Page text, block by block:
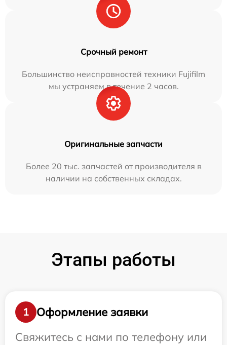
Срочный ремонт
Большинство неисправностей техники Fujifilm
мы устраняем в течение 2 часов.
Оригинальные запчасти
Более 20 тыс. запчастей от производителя в
наличии на собственных складах.
Этапы работы
1
Оформление заявки
Свяжитесь с нами по телефону или